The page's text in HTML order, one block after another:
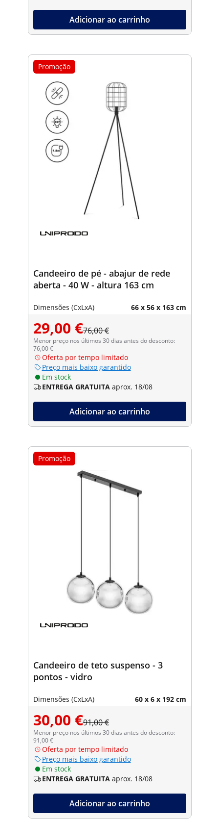
Adicionar ao carrinho
Promoção
Candeeiro de pé - abajur de rede
aberta - 40 W - altura 163 cm
Dimensões (CxLxA) 66 x 56 x 163 cm
29,00 €76,00 €
Menor preço nos últimos 30 dias antes do desconto:
76,00 €
Oferta por tempo limitado
Preço mais baixo garantido
Em stock
ENTREGA GRATUITA aprox. 18/08
Adicionar ao carrinho
Promoção
Candeeiro de teto suspenso - 3
pontos - vidro
Dimensões (CxLxA) 60 x 6 x 192 cm
30,00 €91,00 €
Menor preço nos últimos 30 dias antes do desconto:
91,00 €
Oferta por tempo limitado
Preço mais baixo garantido
Em stock
ENTREGA GRATUITA aprox. 18/08
Adicionar ao carrinho